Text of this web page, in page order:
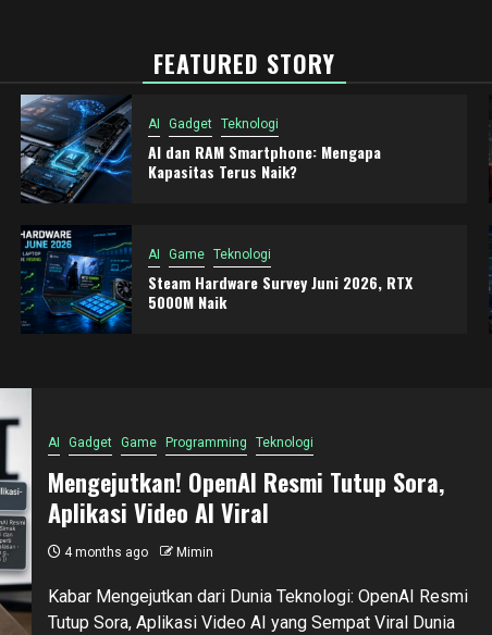
FEATURED STORY
AI Gadget Teknologi
AI dan RAM Smartphone: Mengapa
Kapasitas Terus Naik?
AI Game Teknologi
Steam Hardware Survey Juni 2026, RTX
5000M Naik
AI Gadget Game Programming Teknologi
Mengejutkan! OpenAI Resmi Tutup Sora,
Aplikasi Video AI Viral
4 months ago Mimin
Kabar Mengejutkan dari Dunia Teknologi: OpenAI Resmi
Tutup Sora, Aplikasi Video AI yang Sempat Viral Dunia